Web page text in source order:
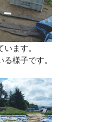
ます。
様子です。